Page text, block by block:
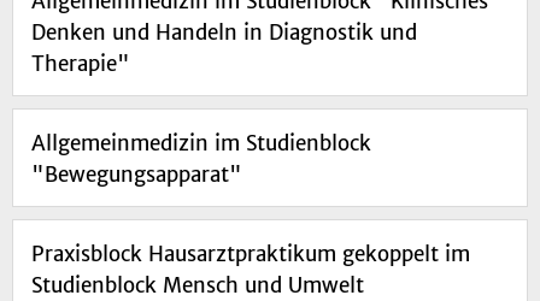
Denken und Handeln in Diagnostik und
Therapie"
Allgemeinmedizin im Studienblock
"Bewegungsapparat"
Praxisblock Hausarztpraktikum gekoppelt im
Studienblock Mensch und Umwelt